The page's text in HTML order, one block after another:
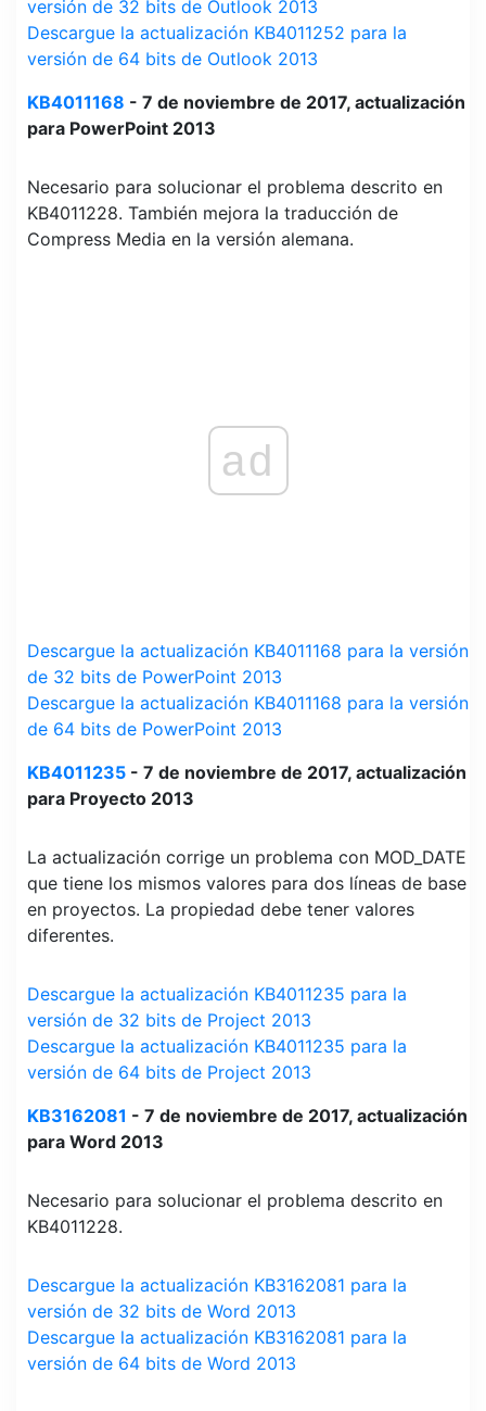
versión de 32 bits de Outlook 2013
Descargue la actualización KB4011252 para la
versión de 64 bits de Outlook 2013
KB4011168 - 7 de noviembre de 2017, actualización
para PowerPoint 2013
Necesario para solucionar el problema descrito en
KB4011228. También mejora la traducción de
Compress Media en la versión alemana.
ad
Descargue la actualización KB4011168 para la versión
de 32 bits de PowerPoint 2013
Descargue la actualización KB4011168 para la versión
de 64 bits de PowerPoint 2013
KB4011235 - 7 de noviembre de 2017, actualización
para Proyecto 2013
La actualización corrige un problema con MOD_DATE
que tiene los mismos valores para dos líneas de base
en proyectos. La propiedad debe tener valores
diferentes.
Descargue la actualización KB4011235 para la
versión de 32 bits de Project 2013
Descargue la actualización KB4011235 para la
versión de 64 bits de Project 2013
KB3162081 - 7 de noviembre de 2017, actualización
para Word 2013
Necesario para solucionar el problema descrito en
KB4011228.
Descargue la actualización KB3162081 para la
versión de 32 bits de Word 2013
Descargue la actualización KB3162081 para la
versión de 64 bits de Word 2013